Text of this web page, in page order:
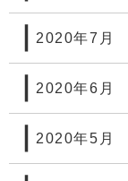
2020年7月
2020年6月
2020年5月